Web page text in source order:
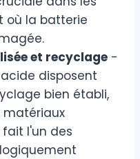
où la batterie
et recyclage -
disposent
bien établi,
matériaux
fait l'un des